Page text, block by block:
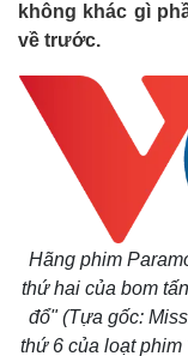
không khác gì
về trước.
Hãng phim
thứ hai của bom
đổ" (Tựa gốc:
thứ 6 của loạt